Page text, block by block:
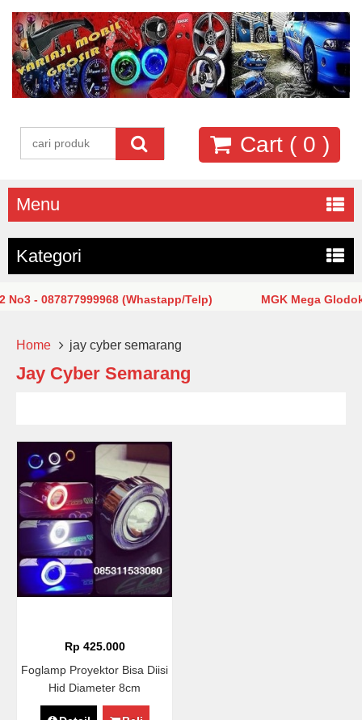
Cart ( 0 )
Menu
Kategori
- 087877999968 (Whastapp/Telp) MGK Mega Glodok
Home jay cyber semarang
Jay Cyber Semarang
Rp 425.000
Foglamp Proyektor Bisa Diisi
Hid Diameter 8cm